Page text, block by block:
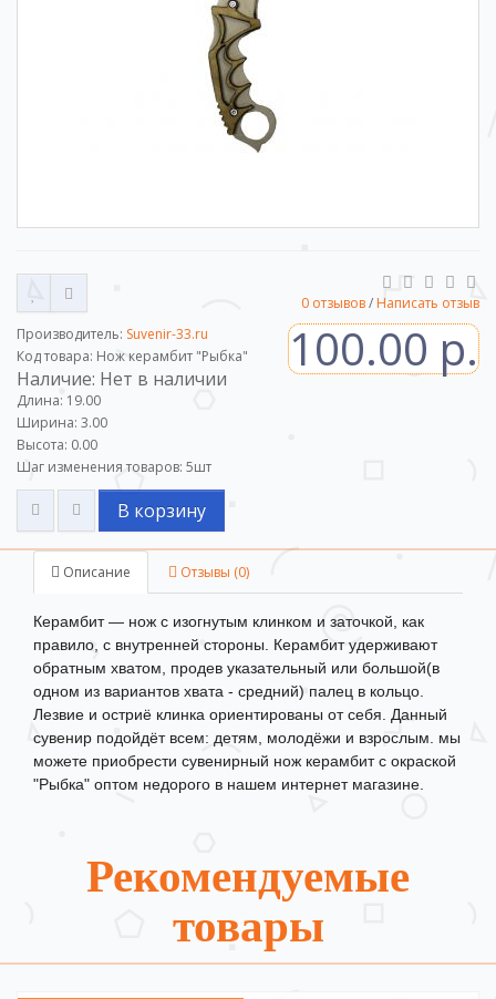
0 отзывов/ Написать отзыв
Производитель: Suvenir-33.ru
Код товара: Нож керамбит "Рыбка"
Наличие: Нет в наличии
Длина: 19.00
Ширина: 3.00
Высота: 0.00
Шаг изменения товаров: 5шт
100.00 р.
В корзину
Описание Отзывы (0)
Керамбит — нож с изогнутым клинком и заточкой, как
правило, с внутренней стороны. Керамбит удерживают
обратным хватом, продев указательный или большой(в
одном из вариантов хвата - средний) палец в кольцо.
Лезвие и остриё клинка ориентированы от себя. Данный
сувенир подойдёт всем: детям, молодёжи и взрослым. мы
можете приобрести сувенирный нож керамбит с окраской
"Рыбка" оптом недорого в нашем интернет магазине.
Рекомендуемые
товары